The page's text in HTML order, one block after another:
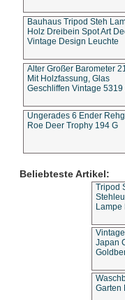
Bauhaus Tripod Steh
Holz Dreibein Spot Art
Vintage Design Leuchte
Alter Großer Barometer
Mit Holzfassung, Glas
Geschliffen Vintage 5319
Ungerades 6 Ender
Roe Deer Trophy 194 G
Beliebteste Artikel:
Tripod
Lampe
Japan
Garten